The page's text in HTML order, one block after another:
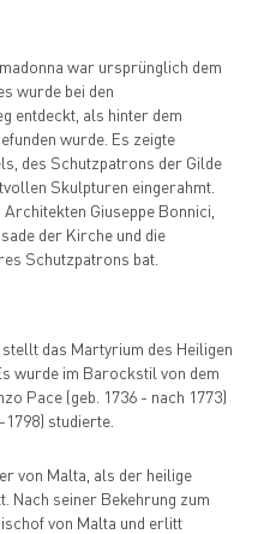
war ursprünglich dem
wurde bei den
entdeckt, als hinter dem
wurde. Es zeigte
des Schutzpatrons der Gilde
Skulpturen eingerahmt.
Giuseppe Bonnici,
der Kirche und die
Schutzpatrons bat.
das Martyrium des Heiligen
wurde im Barockstil von dem
Pace (geb. 1736 - nach 1773)
studierte.
von Malta, als der heilige
Nach seiner Bekehrung zum
von Malta und erlitt